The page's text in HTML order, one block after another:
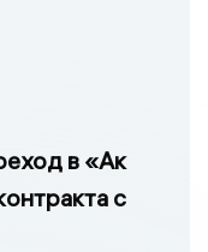
в «Ак
с